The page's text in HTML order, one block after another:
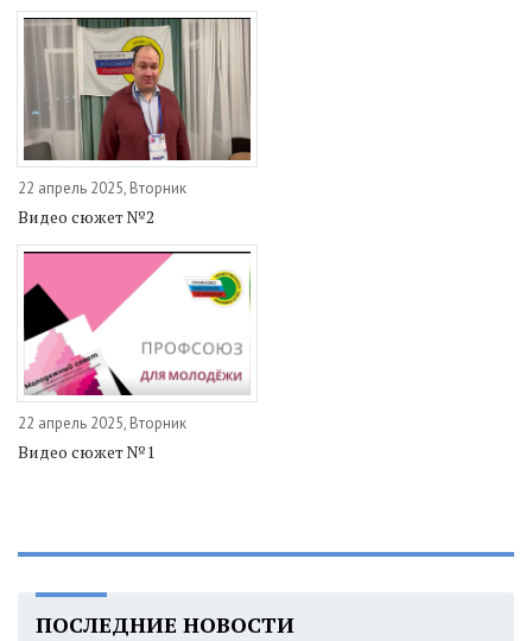
22 апрель 2025, Вторник
Видео сюжет №2
22 апрель 2025, Вторник
Видео сюжет №1
ПОСЛЕДНИЕ НОВОСТИ